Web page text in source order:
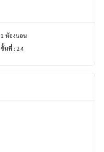
1 ห้องนอน
ชั้นที่ : 24